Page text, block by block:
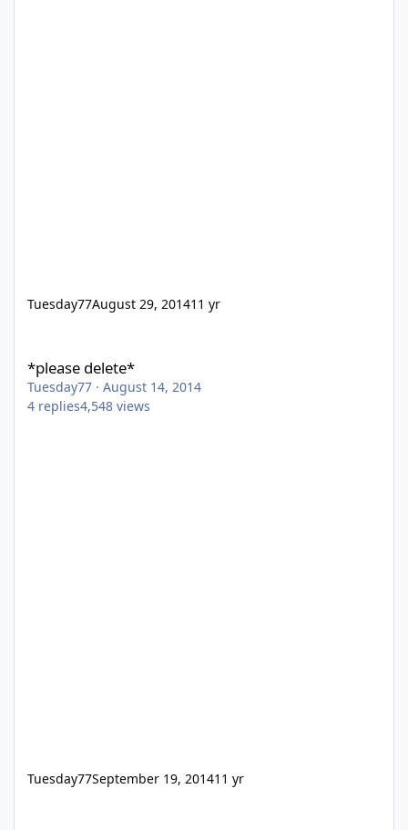
Tuesday77August 29, 201411 yr
*please delete*
Tuesday77 · August 14, 2014
4 replies4,548 views
Tuesday77September 19, 201411 yr